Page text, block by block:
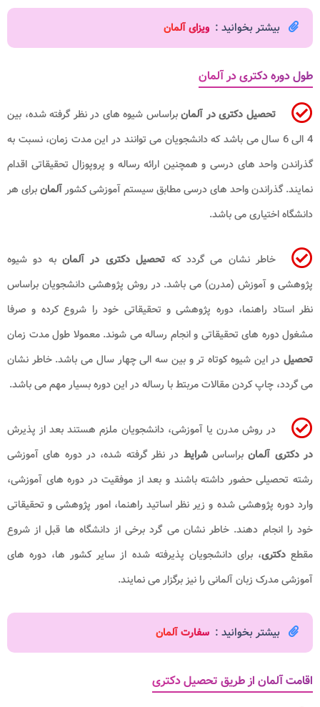
بیشتر بخوانید : ویزای آلمان
طول دوره دکتری در آلمان
تحصیل دکتری در آلمانبراساس شیوه های در نظر گرفته شده، بین
4 الی 6 سال می باشد که دانشجویان می توانند در این مدت زمان، نسبت به
گذراندن واحد های درسی و همچنین ارائه رساله و پروپوزال تحقیقاتی اقدام
نمایند. گذراندن واحد های درسی مطابق سیستم آموزشی کشورآلمانبرای هر
دانشگاه اختیاری می باشد.
خاطر نشان می گردد که تحصیل دکتری در آلمانبه دو شیوه
پژوهشی و آموزش (مدرن) می باشد. در روش پژوهشی دانشجویان براساس
نظر استاد راهنما، دوره پژوهشی و تحقیقاتی خود را شروع کرده و صرفا
مشغول دوره های تحقیقاتی و انجام رساله می شوند. معمولا طول مدت زمان
تحصیل در این شیوه کوتاه تر و بین سه الی چهار سال می باشد. خاطر نشان
می گردد، چاپ کردن مقالات مربتط با رساله در این دوره بسیار مهم می باشد.
در روش مدرن یا آموزشی، دانشجویان ملزم هستند بعد از پذیرش
در دکتری آلمان براساسشرایط در نظر گرفته شده، در دوره های آموزشی
رشته تحصیلی حضور داشته باشند و بعد از موفقیت در دوره های آموزشی،
وارد دوره پژوهشی شده و زیر نظر اساتید راهنما، امور پژوهشی و تحقیقاتی
خود را انجام دهند. خاطر نشان می گرد برخی از دانشگاه ها قبل از شروع
مقطعدکتری، برای دانشجویان پذیرفته شده از سایر کشور ها، دوره های
آموزشی مدرک زبان آلمانی را نیز برگزار می نمایند.
بیشتر بخوانید : سفارت آلمان
اقامت آلمان از طریق تحصیل دکتری